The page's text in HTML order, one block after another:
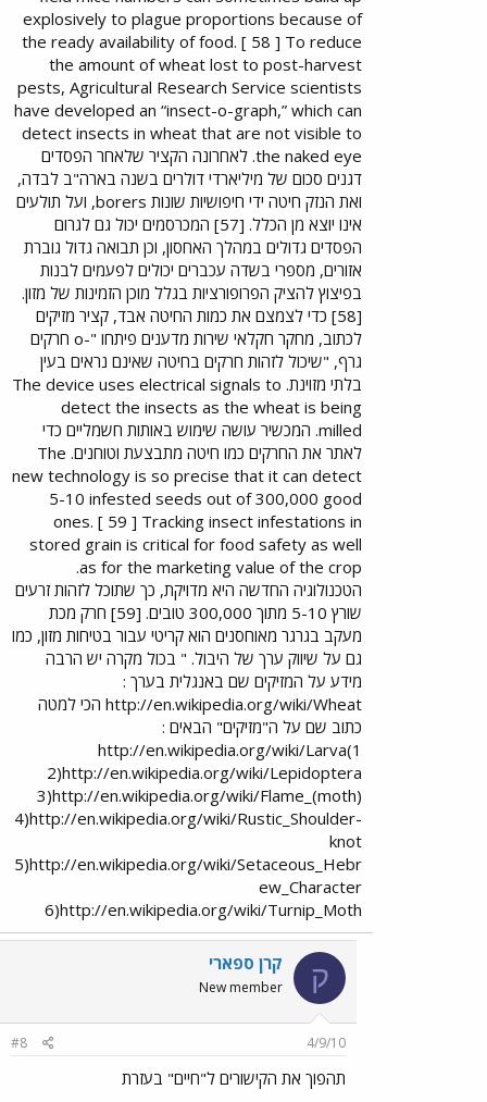
explosively to plague proportions because of
the ready availability of food. [ 58 ] To reduce
the amount of wheat lost to post-harvest
pests, Agricultural Research Service scientists
have developed an “insect-o-graph,” which can
detect insects in wheat that are not visible to
the naked eye. לאחרונה הקציר שלאחר הפסדים
דגנים סכום של מיליארדי דולרים בשנה בארה"ב לבדה,
ואת הנזק חיטה ידי חיפושיות שונות borers, ועל תולעים
אינו יוצא מן הכלל. [57] המכרסמים יכול גם לגרום
הפסדים גדולים במהלך האחסון, וכן תבואה גדול גוברת
אזורים, מספרי בשדה עכברים יכולים לפעמים לבנות
בפיצוץ להציק הפרופורציות בגלל מוכן הזמינות של מזון.
[58] כדי לצמצם את כמות החיטה אבד, קציר מזיקים
לכתוב, מחקר חקלאי שירות מדענים פיתחו "-o חרקים
גרף, "שיכול לזהות חרקים בחיטה שאינם נראים בעין
בלתי מזוינת. The device uses electrical signals to
detect the insects as the wheat is being
milled. המכשיר עושה שימוש באותות חשמליים כדי
לאתר את החרקים כמו חיטה מתבצעת וטוחנים. The
new technology is so precise that it can detect
5-10 infested seeds out of 300,000 good
ones. [ 59 ] Tracking insect infestations in
stored grain is critical for food safety as well
as for the marketing value of the crop.
הטכנולוגיה החדשה היא מדויקת, כך שתוכל לזהות זרעים
שורץ 5-10 מתוך 300,000 טובים. [59] חרק מכת
מעקב בגרגר מאוחסנים הוא קריטי עבור בטיחות מזון, כמו
גם על שיווק ערך של היבול. " בכול מקרה יש הרבה
מידע על המזיקים שם באנגלית בערך :
http://en.wikipedia.org/wiki/Wheat הכי למטה
כתוב שם על ה"מזיקים" הבאים :
1)http://en.wikipedia.org/wiki/Larva
2)http://en.wikipedia.org/wiki/Lepidoptera
3)http://en.wikipedia.org/wiki/Flame_(moth)
4)http://en.wikipedia.org/wiki/Rustic_Shoulder-
knot
5)http://en.wikipedia.org/wiki/Setaceous_Hebr
ew_Character
6)http://en.wikipedia.org/wiki/Turnip_Moth
ק קרן ספארי
New member
4/9/10
#8
תהפוך את הקישורים ל"חיים" בעזרת